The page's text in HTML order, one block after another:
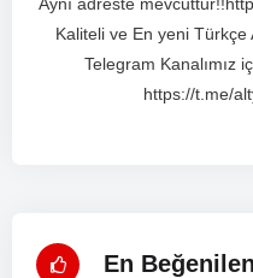
Aynı adreste
Kaliteli ve En yeni Türkçe
Telegram Kanalımız
https://t.me/
En